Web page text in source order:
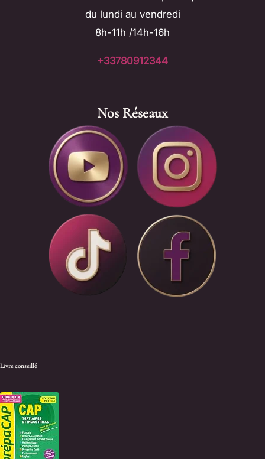
du lundi au vendredi
8h-11h /14h-16h
+33780912344
Nos Réseaux
Livre conseillé